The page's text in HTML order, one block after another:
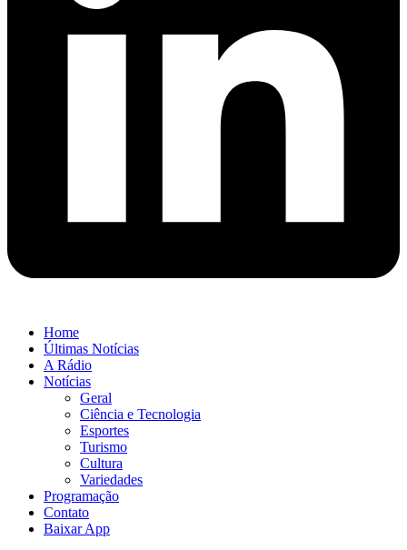
Home
Últimas Notícias
A Rádio
Notícias
Geral
Ciência e Tecnologia
Esportes
Turismo
Cultura
Variedades
Programação
Contato
Baixar App